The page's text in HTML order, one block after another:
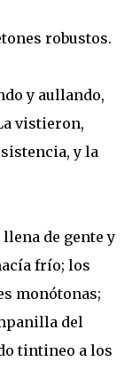
robustos.
y aullando,
vistieron,
y la
de gente y
frío; los
monótonas;
del
tintineo a los